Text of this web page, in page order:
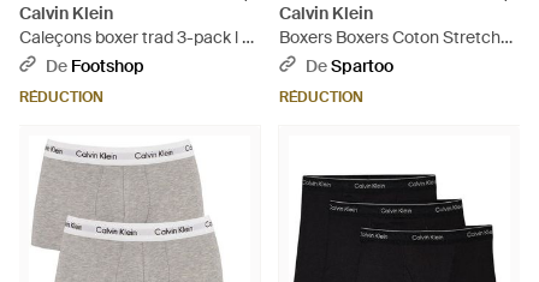
Calvin Klein
Caleçons boxer trad 3-pack l -
BleuDe Footshop
RÉDUCTION
Calvin Klein
Boxers Boxers Coton Stretch
U2664G - Blanc
DeSpartoo
RÉDUCTION